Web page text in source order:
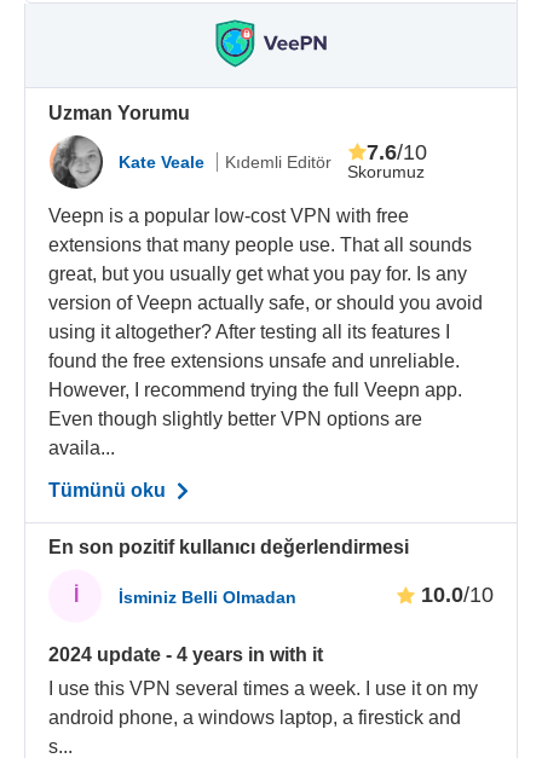
Uzman Yorumu
Kate Veale Kıdemli Editör Skorumuz
7.6/10
Veepn is a popular low-cost VPN with free
extensions that many people use. That all sounds
great, but you usually get what you pay for. Is any
version of Veepn actually safe, or should you avoid
using it altogether? After testing all its features I
found the free extensions unsafe and unreliable.
However, I recommend trying the full Veepn app.
Even though slightly better VPN options are
availa...
Tümünü oku
En son pozitif kullanıcı değerlendirmesi
İsminiz Belli Olmadan 10.0/10
2024 update - 4 years in with it
I use this VPN several times a week. I use it on my
android phone, a windows laptop, a firestick and
s...